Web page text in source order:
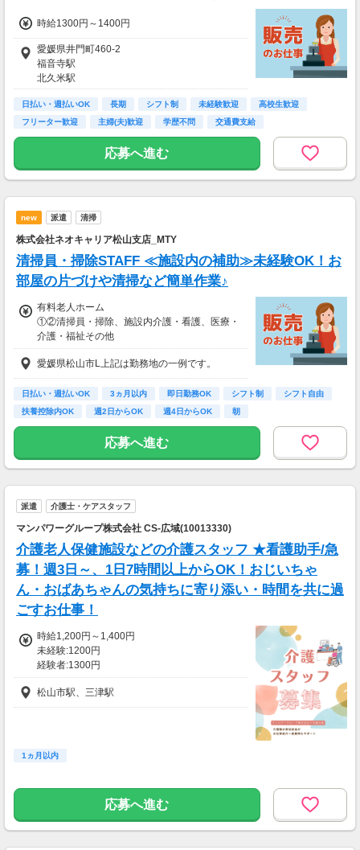
時給1300円～1400円
愛媛県井門町460-2
福音寺駅
北久米駅
日払い・週払いOK 長期 シフト制 未経験歓迎
高校生歓迎
フリーター歓迎
主婦(夫)歓迎 学歴不問 交通費支給
応募へ進む
new 派遣 清掃
株式会社ネオキャリア松山支店_MTY
清掃員・掃除STAFF ≪施設内の補助≫未経験OK！お
部屋の片づけや清掃など簡単作業♪
有料老人ホーム
①②清掃員・掃除、施設内介護・看護、医療・
介護・福祉その他
①時給1,220円～1,350円、②時給1,270円～1,3
50円
【経験・お持ちの資格によって異なります】
■未経験の方（無資格）：時給1220円～
■未経験の方（有資格）：時給1220円～
■経験者（有資格）：時給1300円～
■介護福祉士：時給1350円
愛媛県松山市L上記は勤務地の一例です。
日払い・週払いOK 3ヵ月以内 即日勤務OK シフト制
シフト自由
扶養控除内OK
週2日からOK 週4日からOK 朝
応募へ進む
派遣 介護士・ケアスタッフ
マンパワーグループ株式会社 CS-広域(10013330)
介護老人保健施設などの介護スタッフ ★看護助手/急
募！週3日～、1日7時間以上からOK！おじいちゃ
ん・おばあちゃんの気持ちに寄り添い・時間を共に過
ごすお仕事！
時給1,200円～1,400円
未経験:1200円
経験者:1300円
介護福祉士:1400円
松山市駅、三津駅
1ヵ月以内
応募へ進む